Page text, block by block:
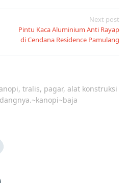
Next post
Pintu Kaca Aluminium Anti Rayap
di Cendana Residence Pamulang
tralis, pagar, alat konstruksi